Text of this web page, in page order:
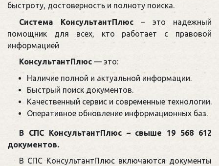
быстроту, достоверность и полноту поиска.
Система КонсультантПлюс– это надежный
помощник для всех, кто работает с правовой
информацией
КонсультантПлюс — это:
Наличие полной и актуальной информации.
Быстрый поиск документов.
Качественный сервис и современные технологии.
Оперативное обновление информационных баз.
В СПС КонсультантПлюс – свыше 19 568 612
документов.
В СПС КонсультантПлюс включаются документы